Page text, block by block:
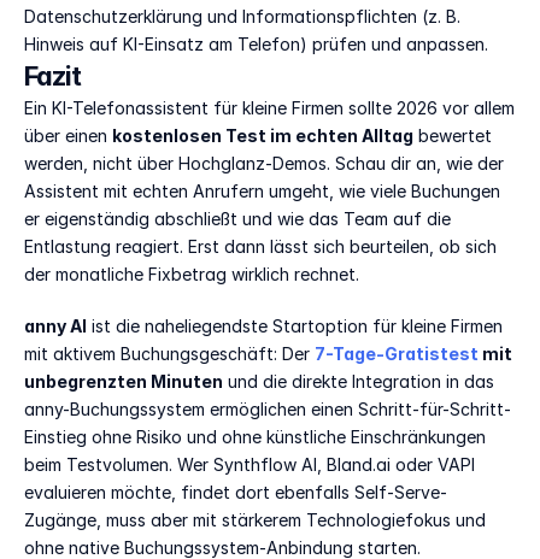
Datenschutzerklärung und Informationspflichten (z. B.
Hinweis auf KI-Einsatz am Telefon) prüfen und anpassen.
Fazit
Ein KI-Telefonassistent für kleine Firmen sollte 2026 vor allem
über einen kostenlosen Test im echten Alltag bewertet
werden, nicht über Hochglanz-Demos. Schau dir an, wie der
Assistent mit echten Anrufern umgeht, wie viele Buchungen
er eigenständig abschließt und wie das Team auf die
Entlastung reagiert. Erst dann lässt sich beurteilen, ob sich
der monatliche Fixbetrag wirklich rechnet.
anny AI ist die naheliegendste Startoption für kleine Firmen
mit aktivem Buchungsgeschäft: Der 7-Tage-Gratistest mit
unbegrenzten Minuten und die direkte Integration in das
anny-Buchungssystem ermöglichen einen Schritt-für-Schritt-
Einstieg ohne Risiko und ohne künstliche Einschränkungen
beim Testvolumen. Wer Synthflow AI, Bland.ai oder VAPI
evaluieren möchte, findet dort ebenfalls Self-Serve-
Zugänge, muss aber mit stärkerem Technologiefokus und
ohne native Buchungssystem-Anbindung starten.